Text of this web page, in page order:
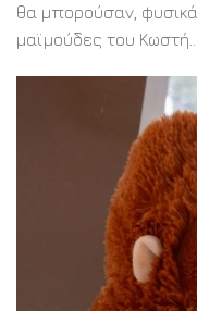
θα μπορούσαν,
μαϊμούδες του